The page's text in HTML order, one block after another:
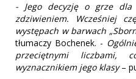
- Jego decyzję o grze
zdziwieniem. Wcześniej
występach w barwach
tłumaczy Bochenek. -
przeciętnymi
wyznacznikiem jego klasy–